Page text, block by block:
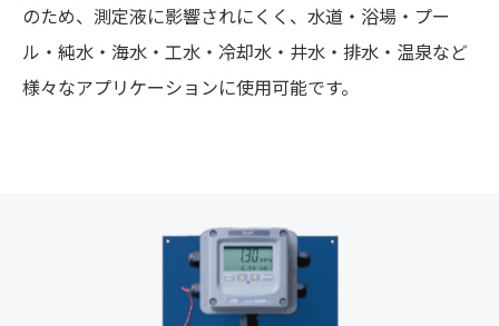
のため、測定液に影響されにくく、水道・浴場・プー
ル・純水・海水・工水・冷却水・井水・排水・温泉など
様々なアプリケーションに使用可能です。